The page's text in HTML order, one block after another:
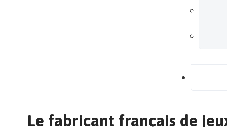
Le fabricant français de